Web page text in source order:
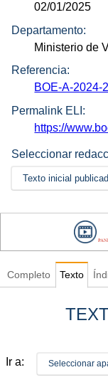
02/01/2025
Departamento:
Ministerio de
Referencia:
BOE-A-2024-
Permalink ELI:
https://
Seleccionar
Texto inicial
Completo Texto
Ir a: Seleccionar